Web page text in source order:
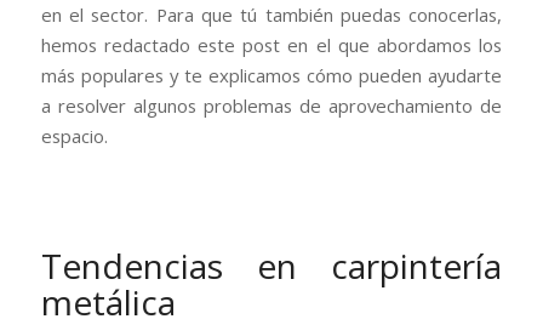
en el sector. Para que tú también puedas conocerlas,
hemos redactado este post en el que abordamos los
más populares y te explicamos cómo pueden ayudarte
a resolver algunos problemas de aprovechamiento de
espacio.
Tendencias en carpintería
metálica